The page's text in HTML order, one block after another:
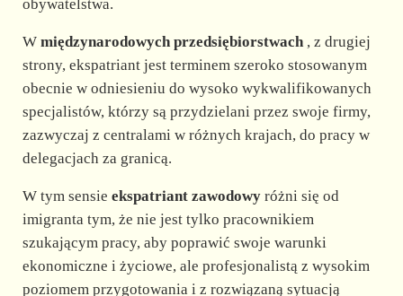
obywatelstwa.
W międzynarodowych przedsiębiorstwach, z drugiej
strony, ekspatriant jest terminem szeroko stosowanym
obecnie w odniesieniu do wysoko wykwalifikowanych
specjalistów, którzy są przydzielani przez swoje firmy,
zazwyczaj z centralami w różnych krajach, do pracy w
delegacjach za granicą.
W tym sensie ekspatriant zawodowyróżni się od
imigranta tym, że nie jest tylko pracownikiem
szukającym pracy, aby poprawić swoje warunki
ekonomiczne i życiowe, ale profesjonalistą z wysokim
poziomem przygotowania i z rozwiązaną sytuacją